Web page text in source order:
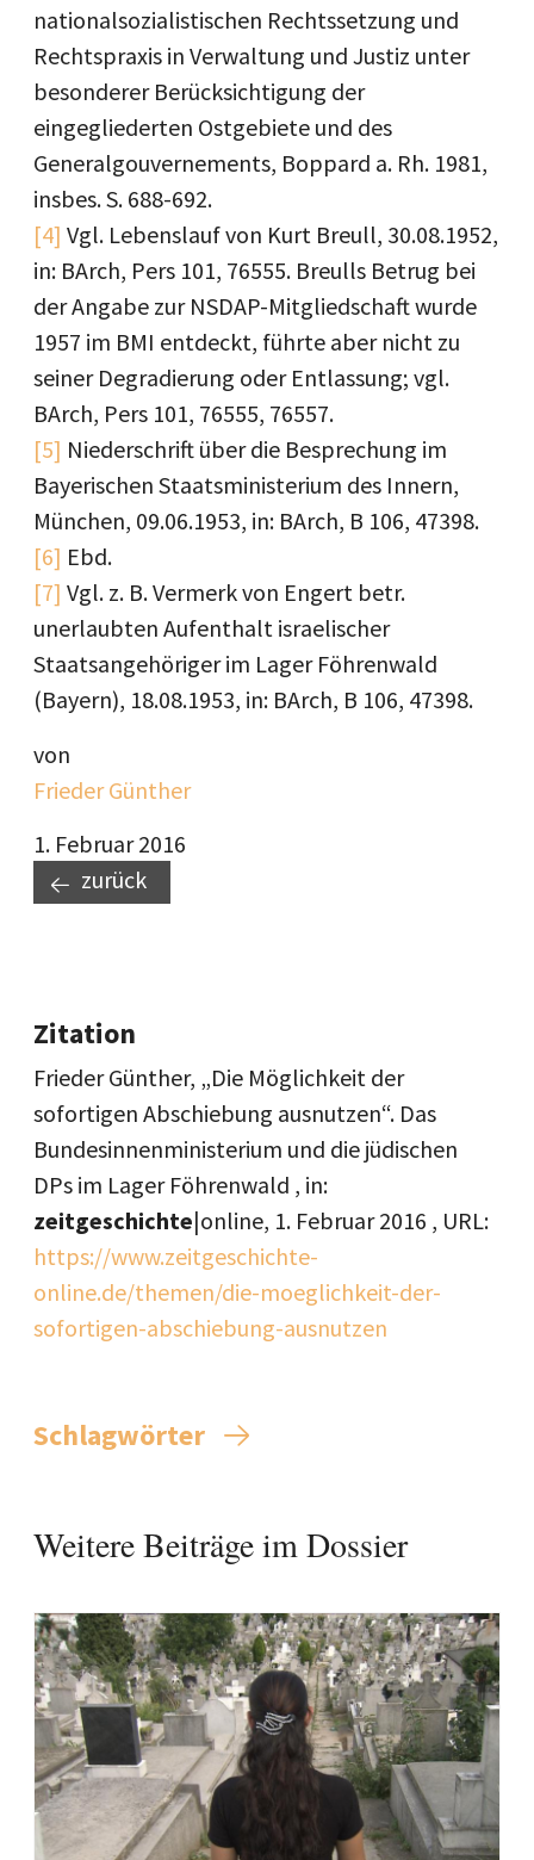
nationalsozialistischen Rechtssetzung und
Rechtspraxis in Verwaltung und Justiz unter
besonderer Berücksichtigung der
eingegliederten Ostgebiete und des
Generalgouvernements, Boppard a. Rh. 1981,
insbes. S. 688-692.
[4] Vgl. Lebenslauf von Kurt Breull, 30.08.1952,
in: BArch, Pers 101, 76555. Breulls Betrug bei
der Angabe zur NSDAP-Mitgliedschaft wurde
1957 im BMI entdeckt, führte aber nicht zu
seiner Degradierung oder Entlassung; vgl.
BArch, Pers 101, 76555, 76557.
[5] Niederschrift über die Besprechung im
Bayerischen Staatsministerium des Innern,
München, 09.06.1953, in: BArch, B 106, 47398.
[6] Ebd.
[7] Vgl. z. B. Vermerk von Engert betr.
unerlaubten Aufenthalt israelischer
Staatsangehöriger im Lager Föhrenwald
(Bayern), 18.08.1953, in: BArch, B 106, 47398.
von
Frieder Günther
1. Februar 2016
zurück
Zitation
Frieder Günther, „Die Möglichkeit der
sofortigen Abschiebung ausnutzen“. Das
Bundesinnenministerium und die jüdischen
DPs im Lager Föhrenwald , in:
zeitgeschichte|online, 1. Februar 2016 , URL:
https://www.zeitgeschichte-
online.de/themen/die-moeglichkeit-der-
sofortigen-abschiebung-ausnutzen
Schlagwörter
Weitere Beiträge im Dossier